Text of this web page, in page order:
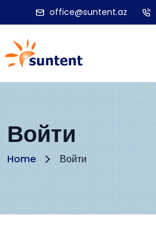
office@suntent.az
Войти
Home Войти